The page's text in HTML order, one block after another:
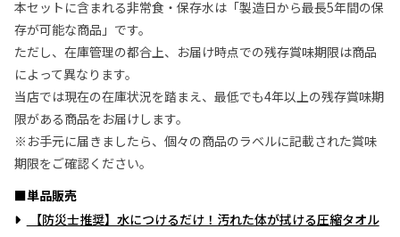
本セットに含まれる非常食・保存水は「製造日から最長5年間の保
存が可能な商品」です。
ただし、在庫管理の都合上、お届け時点での残存賞味期限は商品
によって異なります。
当店では現在の在庫状況を踏まえ、最低でも4年以上の残存賞味期
限がある商品をお届けします。
※お手元に届きましたら、個々の商品のラベルに記載された賞味
期限をご確認ください。
■単品販売
【防災士推奨】水につけるだけ！汚れた体が拭ける圧縮タオル